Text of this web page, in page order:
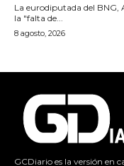
La eurodiputada del BNG,
la "falta de...
8 agosto, 2026
GCDiario es la versión en